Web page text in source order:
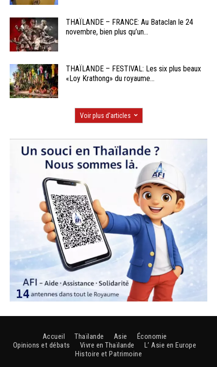
THAÏLANDE – FRANCE: Au Bataclan le 24
novembre, bien plus qu’un...
THAÏLANDE – FESTIVAL: Les six plus beaux
«Loy Krathong» du royaume...
Voir plus d'articles
Accueil Thaïlande Asie
Économie
Opinions et débats
Vivre en Thaïlande
L’ Asie en Europe
Histoire et Patrimoine